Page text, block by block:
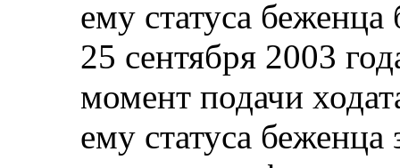
ему статуса
25 сентября 2003
момент подачи
ему статуса беженца